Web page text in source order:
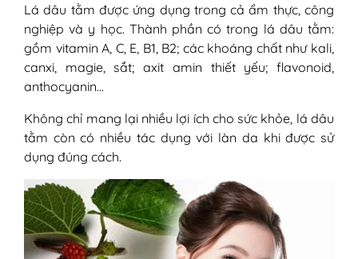
2. Đối tượng không nên sử dụng
3. Dùng với liều lượng và tần suất vừa
phải
4. Sử dụng nồi đất hoặc sứ có tráng
men
5. Rửa sạch lá dâu tằm
6. Chọn mua lá dâu tằm sạch
7. Theo dõi phản ứng
Lá dâu tằm được ứng dụng trong cả ẩm thực, công
nghiệp và y học. Thành phần có trong lá dâu tằm:
gồm vitamin A, C, E, B1, B2; các khoáng chất như kali,
canxi, magie, sắt; axit amin thiết yếu; flavonoid,
anthocyanin…
Không chỉ mang lại nhiều lợi ích cho sức khỏe, lá dâu
tằm còn có nhiều tác dụng với làn da khi được sử
dụng đúng cách.